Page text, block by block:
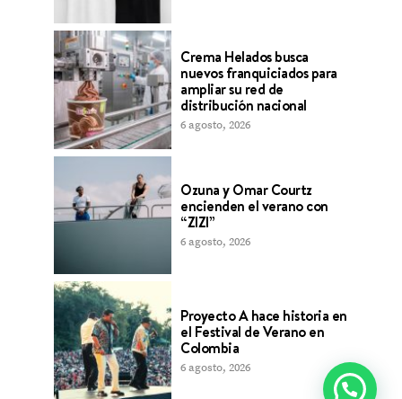
Crema Helados busca
nuevos franquiciados para
ampliar su red de
distribución nacional
6 agosto, 2026
Ozuna y Omar Courtz
encienden el verano con
“ZIZI”
6 agosto, 2026
Proyecto A hace historia en
el Festival de Verano en
Colombia
6 agosto, 2026